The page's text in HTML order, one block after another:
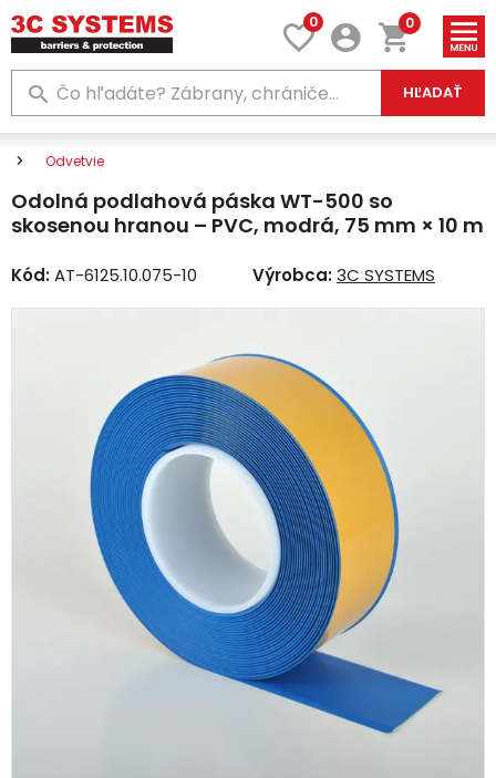
0
HĽADAŤ
0
Odvetvie
Odolná podlahová páska WT-500 so
skosenou hranou – PVC, modrá, 75 mm × 10 m
Kód:AT-6125.10.075-10 Výrobca:3C SYSTEMS